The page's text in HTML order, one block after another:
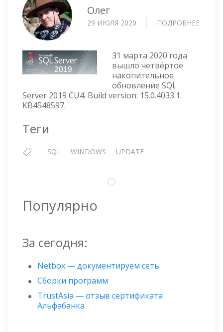
Олег
29 ИЮЛЯ 2020 ПОДРОБНЕЕ
31 марта 2020 года
вышло четвёртое
накопительное
обновление SQL
Server 2019 CU4. Build version: 15.0.4033.1.
KB4548597.
Теги
SQL WINDOWS UPDATE
Популярно
За сегодня:
Netbox — документируем сеть
Сборки программ
TrustAsia — отзыв сертификата
Альфабанка